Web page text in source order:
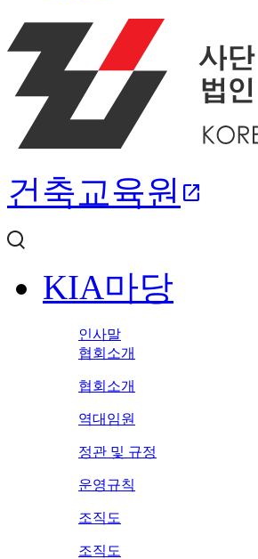
건축교육원 open_in_new
KIA마당
인사말
협회소개
협회소개
역대임원
정관 및 규정
운영규칙
조직도
조직도